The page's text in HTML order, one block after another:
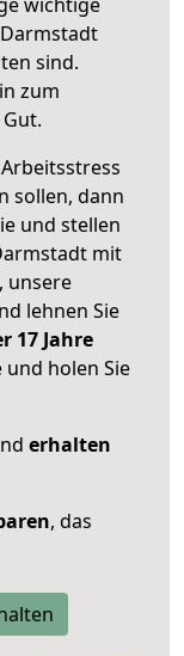
sind.
zum
sollen, dann
und stellen
mit
, unsere
lehnen Sie
17 Jahre
holen Sie
erhalten
, das